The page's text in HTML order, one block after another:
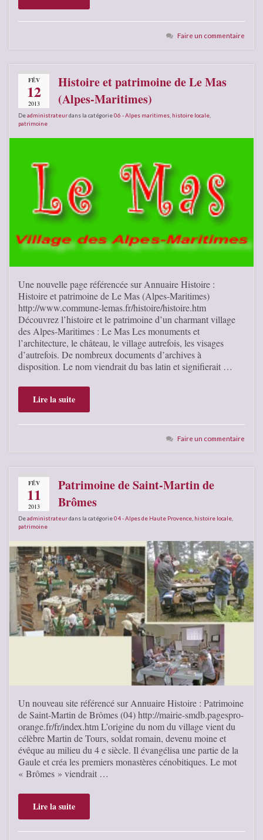
Faire un commentaire
FÉV
12
2013
Histoire et patrimoine de Le Mas
(Alpes-Maritimes)
Deadministrateurdans la catégorie06 - Alpes maritimes histoire locale
patrimoine
Une nouvelle page référencée sur Annuaire Histoire :
Histoire et patrimoine de Le Mas (Alpes-Maritimes)
http://www.commune-lemas.fr/histoire/histoire.htm
Découvrez l’histoire et le patrimoine d’un charmant village
des Alpes-Maritimes : Le Mas Les monuments et
l’architecture, le château, le village autrefois, les visages
d’autrefois. De nombreux documents d’archives à
disposition. Le nom viendrait du bas latin et signifierait …
Lire la suite
Faire un commentaire
FÉV
11
2013
Patrimoine de Saint-Martin de
Brômes
Deadministrateurdans la catégorie04 - Alpes de Haute Provence histoire locale
patrimoine
Un nouveau site référencé sur Annuaire Histoire : Patrimoine
de Saint-Martin de Brômes (04) http://mairie-smdb.pagespro-
orange.fr/fr/index.htm L’origine du nom du village vient du
célèbre Martin de Tours, soldat romain, devenu moine et
évêque au milieu du 4 e siècle. Il évangélisa une partie de la
Gaule et créa les premiers monastères cénobitiques. Le mot
« Brômes » viendrait …
Lire la suite